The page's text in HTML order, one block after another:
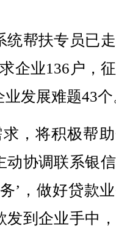
帮扶专员已
企业136户，
发展难题43
，将积极帮助
动协调联系银
’，做好贷款
发到企业手中